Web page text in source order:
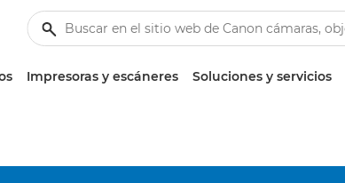
Impresoras y escáneres Soluciones y servicios